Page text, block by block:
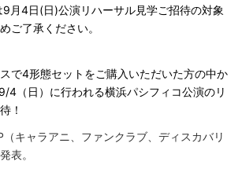
月4日(日)公演リハーサル見学ご招待の対象
ご了承ください。
で4形態セットをご購入いただいた方の中か
4（日）に行われる横浜パシフィコ公演のリ
！
キャラアニ、ファンクラブ、ディスカバリ
表。